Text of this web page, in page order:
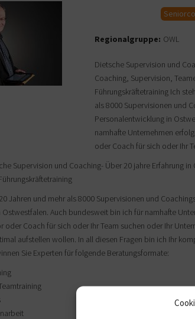
Regionalgruppe: OWL
Dietsche Supervision und
Coaching, Supervision,
Führungskräftetraining Ich
als 8000 Supervisionen und
Personalentwicklung in
namhafte Unternehmen
oder Coach für sich oder Ihr
Supervision und Coaching- Über 20 jahre Erfahrung
Jahren und mehr als 8000 Supervisionen und
Auch bundesweit bin ich für namhafte
oder Coach für sich oder Ihr Team suchen oder Ihr
aufstellen wollen. In all diesen Fragen bin ich Ihr
Sie Experten für folgende Beratungsformate: